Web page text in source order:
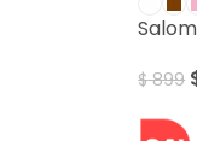
$899